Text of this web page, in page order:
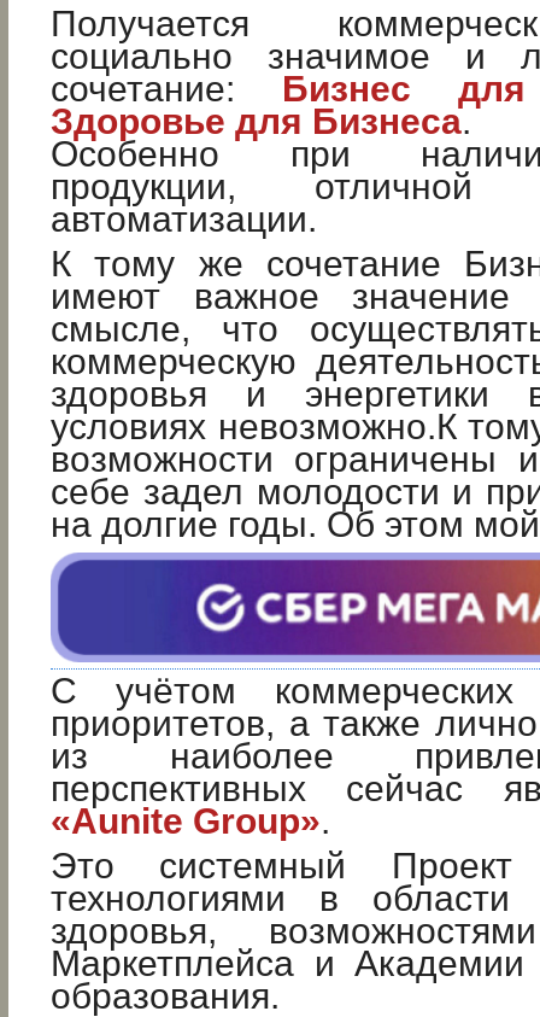
Получается
социально значимое и
сочетание: Бизнес
Здоровье для Бизнеса.
Особенно при
продукции,
автоматизации.
К тому же сочетание
имеют важное
смысле, что
коммерческую
здоровья и энергетики
условиях невозможно.К
возможности ограничены
себе задел молодости и
на долгие годы. Об этом
С учётом
приоритетов, а также
из наиболее
перспективных сейчас
«Aunite Group».
Это системный
технологиями в области
здоровья,
Маркетплейса и Академии
образования.